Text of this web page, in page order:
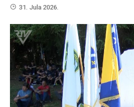
31. Jula 2026.